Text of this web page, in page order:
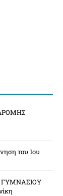
του 1ου
ΓΥΜΝΑΣΙΟΥ